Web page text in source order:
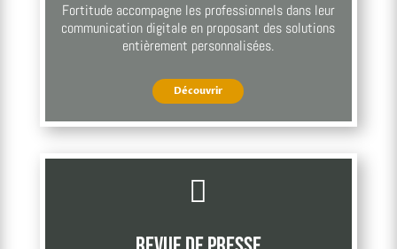
Fortitude accompagne les professionnels dans leur
communication digitale en proposant des solutions
entièrement personnalisées.
Découvrir
